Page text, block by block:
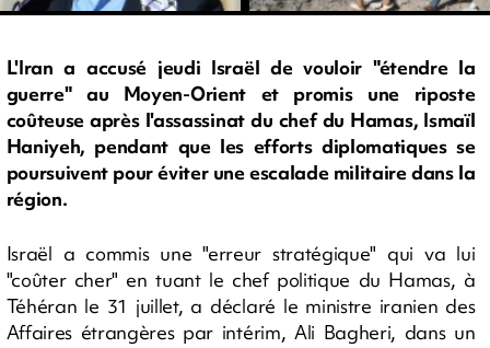
L'Iran a accusé jeudi Israël de vouloir "étendre la
guerre" au Moyen-Orient et promis une riposte
coûteuse après l'assassinat du chef du Hamas, Ismaïl
Haniyeh, pendant que les efforts diplomatiques se
poursuivent pour éviter une escalade militaire dans la
région.
Israël a commis une "erreur stratégique" qui va lui
"coûter cher" en tuant le chef politique du Hamas, à
Téhéran le 31 juillet, a déclaré le ministre iranien des
Affaires étrangères par intérim, Ali Bagheri, dans un